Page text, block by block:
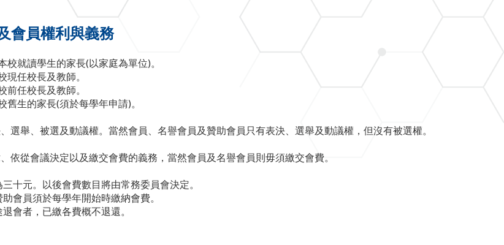
會員權利與義務
校就讀學生的家長(以家庭為單位)。
現任校長及教師。
前任校長及教師。
舊生的家長(須於每學年申請)。
選舉、被選及動議權。當然會員、名譽會員及贊助會員只有表決、選舉及動議權，但沒有被選權。
依從會議決定以及繳交會費的義務，當然會員及名譽會員則毋須繳交會費。
十元。以後會費數目將由常務委員會決定。
會員須於每學年開始時繳納會費。
會者，已繳各費概不退還。